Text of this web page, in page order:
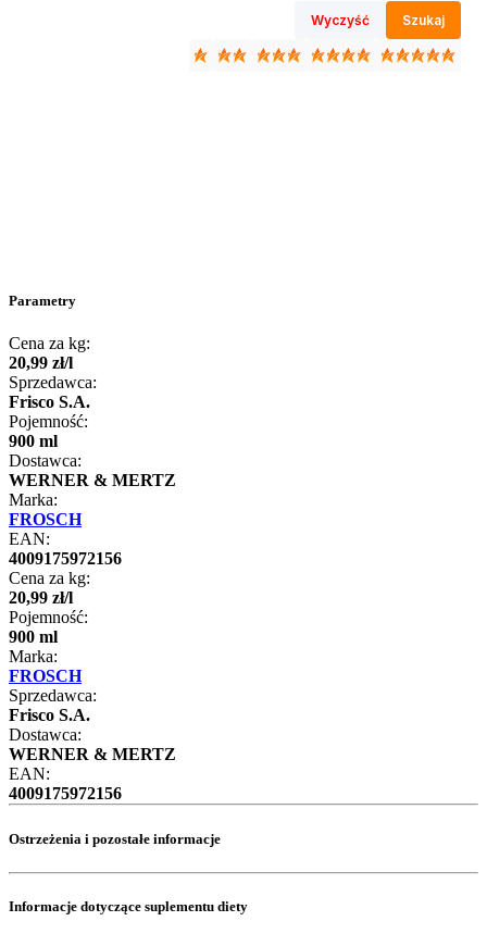
Wyczyść Szukaj
Parametry
Cena za kg:
20,99 zł/l
Sprzedawca:
Frisco S.A.
Pojemność:
900 ml
Dostawca:
WERNER & MERTZ
Marka:
FROSCH
EAN:
4009175972156
Cena za kg:
20,99 zł/l
Pojemność:
900 ml
Marka:
FROSCH
Sprzedawca:
Frisco S.A.
Dostawca:
WERNER & MERTZ
EAN:
4009175972156
Ostrzeżenia i pozostałe informacje
Informacje dotyczące suplementu diety